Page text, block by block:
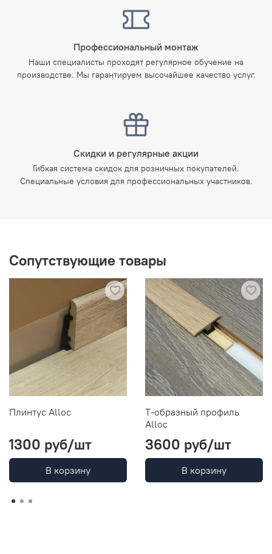
Профессиональный монтаж
Наши специалисты проходят регулярное обучение на
производстве. Мы гарантируем высочайшее качество услуг.
Скидки и регулярные акции
Гибкая система скидок для розничных покупателей.
Специальные условия для профессиональных участников.
Сопутствующие товары
Плинтус Alloc
1300 руб/шт
В корзину
Т-образный профиль
Alloc
3600 руб/шт
В корзину